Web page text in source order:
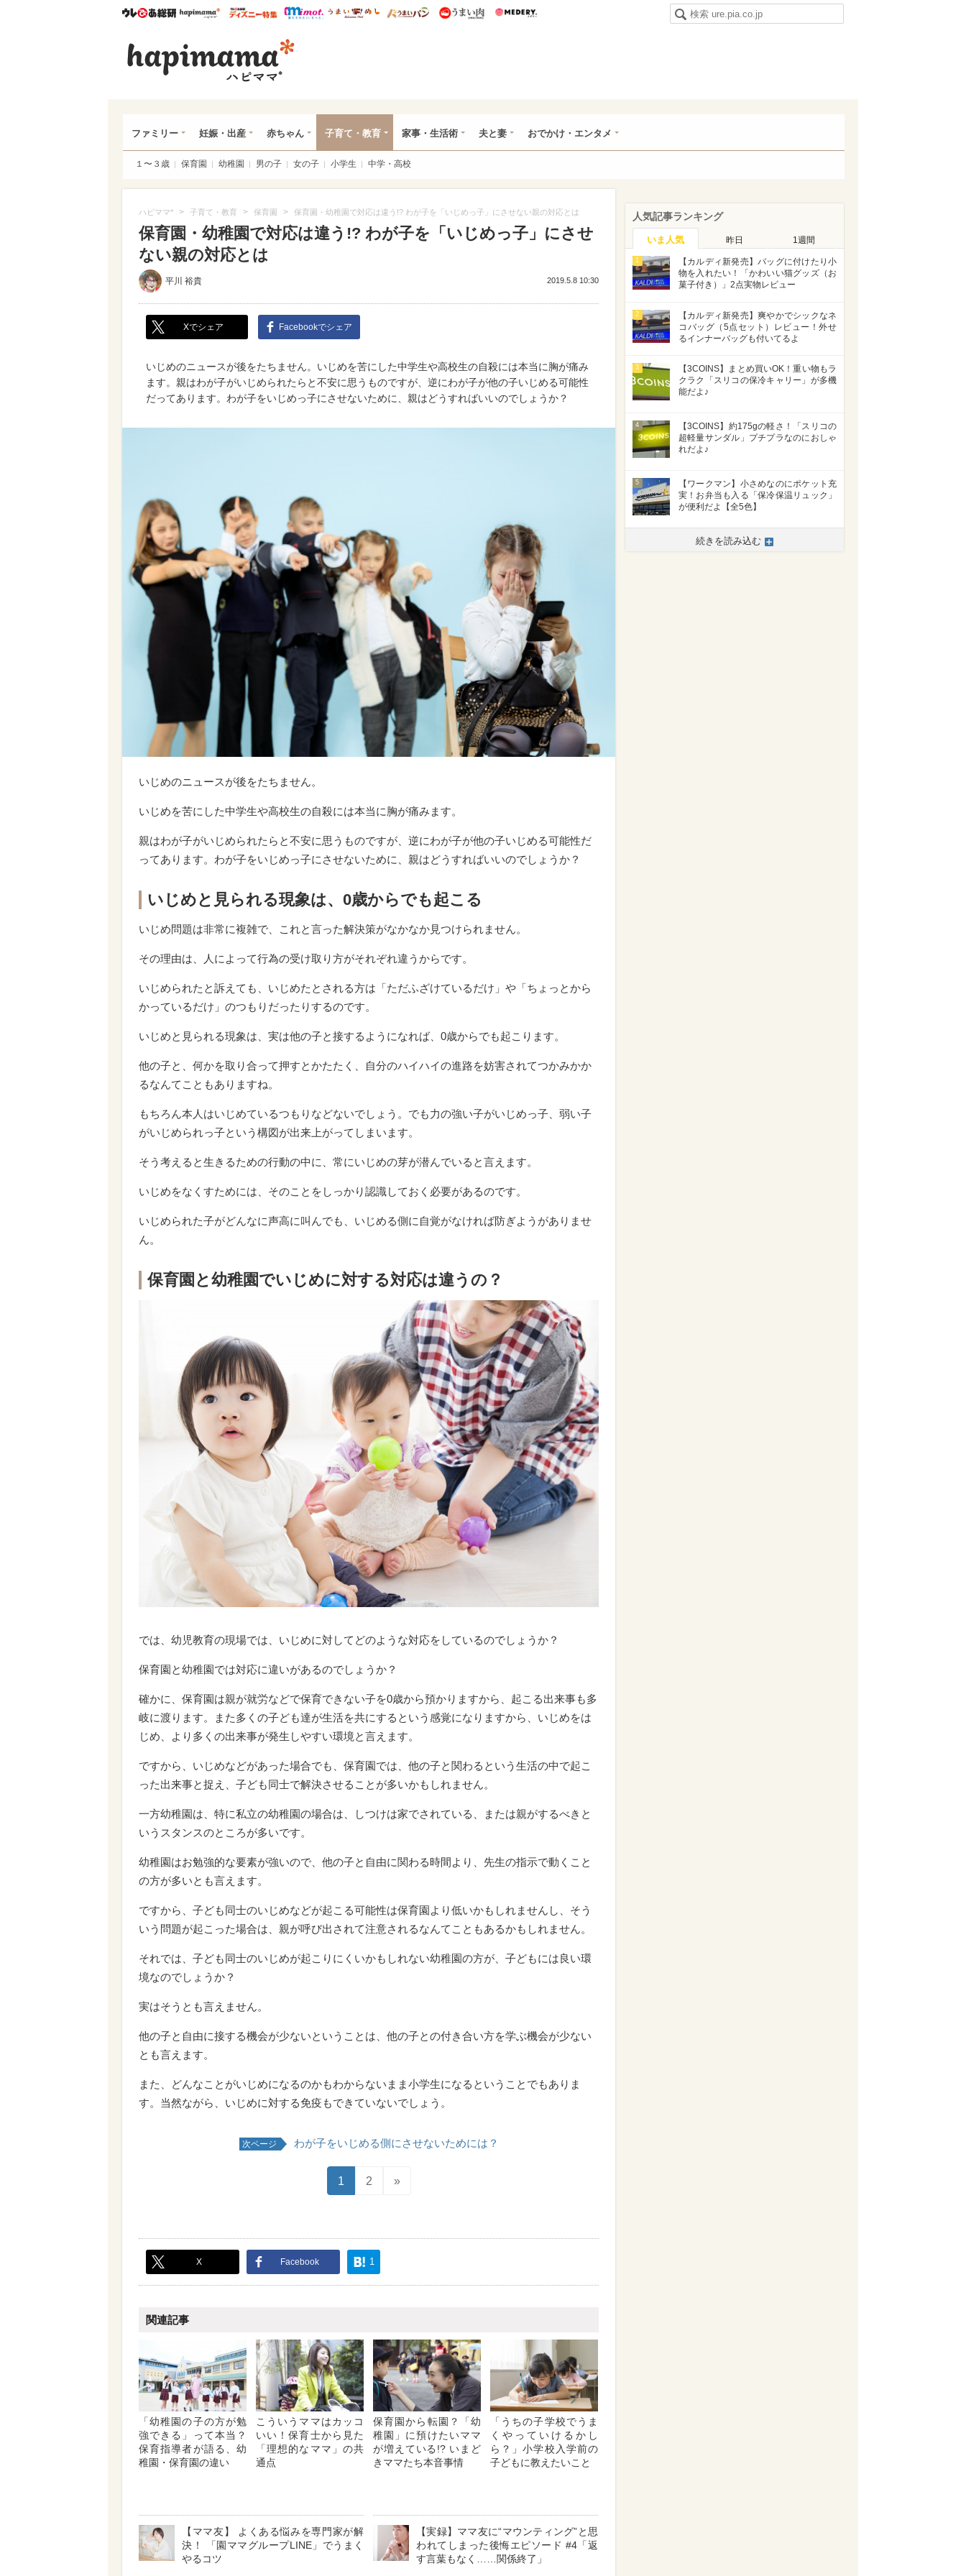
ウレぴあ総研ハピママ* ウレぴあ総研 ディズニー特集
mimot. うまいめし うまいパン うまい肉
ファミリー 妊娠・出産 赤ちゃん 子育て・教育 家事・生活術 夫と妻 おでかけ・エンタメ
１〜３歳 保育園 幼稚園 男の子 女の子 小学生 中学・高校
ハピママ* > 子育て・教育 > 保育園 > 保育園・幼稚園で対応は違う!? わが子を「いじめっ子」にさせない親の対応とは
保育園・幼稚園で対応は違う!? わが子を「いじめっ子」にさせ
ない親の対応とは
平川 裕貴 2019.5.8 10:30
Xでシェア Facebookでシェア
いじめのニュースが後をたちません。いじめを苦にした中学生や高校生の自殺には本当に胸が痛み
ます。親はわが子がいじめられたらと不安に思うものですが、逆にわが子が他の子いじめる可能性
だってあります。わが子をいじめっ子にさせないために、親はどうすればいいのでしょうか？
いじめのニュースが後をたちません。
いじめを苦にした中学生や高校生の自殺には本当に胸が痛みます。
親はわが子がいじめられたらと不安に思うものですが、逆にわが子が他の子いじめる可能性だ
ってあります。わが子をいじめっ子にさせないために、親はどうすればいいのでしょうか？
いじめと見られる現象は、0歳からでも起こる
いじめ問題は非常に複雑で、これと言った解決策がなかなか見つけられません。
その理由は、人によって行為の受け取り方がそれぞれ違うからです。
いじめられたと訴えても、いじめたとされる方は「ただふざけているだけ」や「ちょっとから
かっているだけ」のつもりだったりするのです。
いじめと見られる現象は、実は他の子と接するようになれば、0歳からでも起こります。
他の子と、何かを取り合って押すとかたたく、自分のハイハイの進路を妨害されてつかみかか
るなんてこともありますね。
もちろん本人はいじめているつもりなどないでしょう。でも力の強い子がいじめっ子、弱い子
がいじめられっ子という構図が出来上がってしまいます。
そう考えると生きるための行動の中に、常にいじめの芽が潜んでいると言えます。
いじめをなくすためには、そのことをしっかり認識しておく必要があるのです。
いじめられた子がどんなに声高に叫んでも、いじめる側に自覚がなければ防ぎようがありませ
ん。
保育園と幼稚園でいじめに対する対応は違うの？
では、幼児教育の現場では、いじめに対してどのような対応をしているのでしょうか？
保育園と幼稚園では対応に違いがあるのでしょうか？
確かに、保育園は親が就労などで保育できない子を0歳から預かりますから、起こる出来事も多
岐に渡ります。また多くの子ども達が生活を共にするという感覚になりますから、いじめをは
じめ、より多くの出来事が発生しやすい環境と言えます。
ですから、いじめなどがあった場合でも、保育園では、他の子と関わるという生活の中で起こ
った出来事と捉え、子ども同士で解決させることが多いかもしれません。
一方幼稚園は、特に私立の幼稚園の場合は、しつけは家でされている、または親がするべきと
いうスタンスのところが多いです。
幼稚園はお勉強的な要素が強いので、他の子と自由に関わる時間より、先生の指示で動くこと
の方が多いとも言えます。
ですから、子ども同士のいじめなどが起こる可能性は保育園より低いかもしれませんし、そう
いう問題が起こった場合は、親が呼び出されて注意されるなんてこともあるかもしれません。
それでは、子ども同士のいじめが起こりにくいかもしれない幼稚園の方が、子どもには良い環
境なのでしょうか？
実はそうとも言えません。
他の子と自由に接する機会が少ないということは、他の子との付き合い方を学ぶ機会が少ない
とも言えます。
また、どんなことがいじめになるのかもわからないまま小学生になるということでもありま
す。当然ながら、いじめに対する免疫もできていないでしょう。
次ページ わが子をいじめる側にさせないためには？
1 2 »
X Facebook 1
関連記事
「幼稚園の子の方が勉
強できる」って本当？
保育指導者が語る、幼
稚園・保育園の違い
こういうママはカッコ
いい！保育士から見た
「理想的なママ」の共
通点
保育園から転園？「幼
稚園」に預けたいママ
が増えている!? いまど
きママたち本音事情
「うちの子学校でうま
くやっていけるかし
ら？」小学校入学前の
子どもに教えたいこと
【ママ友】 よくある悩みを専門家が解
決！ 「園ママグループLINE」でうまく
やるコツ
【実録】ママ友に“マウンティング”と思
われてしまった後悔エピソード #4「返
す言葉もなく……関係終了」
人気記事ランキング
いま人気 昨日 1週間
1
【カルディ新発売】バッグに付けたり小
物を入れたい！「かわいい猫グッズ（お
菓子付き）」2点実物レビュー
2
【カルディ新発売】爽やかでシックなネ
コバッグ（5点セット）レビュー！外せ
るインナーバッグも付いてるよ
3
【3COINS】まとめ買いOK！重い物もラ
クラク「スリコの保冷キャリー」が多機
能だよ♪
4
【3COINS】約175gの軽さ！「スリコの
超軽量サンダル」プチプラなのにおしゃ
れだよ♪
5
【ワークマン】小さめなのにポケット充
実！お弁当も入る「保冷保温リュック」
が便利だよ【全5色】
続きを読み込む